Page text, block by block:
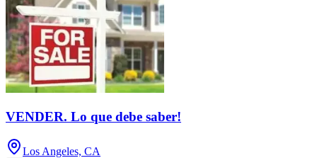
VENDER. Lo que debe saber!
Los Angeles, CA